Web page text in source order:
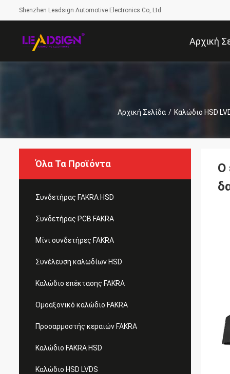
Shenzhen Leadsign Automotive Electronics Co,.Ltd
Αρχική
Αρχική Σελίδα / Καλώδιο HSD
Όλα Τα Προϊόντα
Συνδετήρας FAKRA HSD
Συνδετήρας PCB FAKRA
Μίνι συνδετήρες FAKRA
Συνέλευση καλωδίων HSD
Καλώδιο επέκτασης FAKRA
Ομοαξονικό καλώδιο FAKRA
Προσαρμοστής κεραιών FAKRA
Καλώδιο FAKRA HSD
Καλώδιο HSD LVDS
Ο